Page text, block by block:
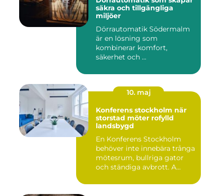
säkra och tillgängliga
miljöer
Dörrautomatik Södermalm
är en lösning som
kombinerar komfort,
säkerhet och ...
10. maj
Konferens stockholm när
storstad möter rofylld
landsbygd
En Konferens Stockholm
behöver inte innebära trånga
mötesrum, bullriga gator
och ständiga avbrott. A...